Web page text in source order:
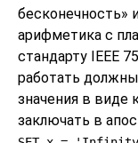
бесконечность»
арифметика с
стандарту IEEE
работать
значения в виде
заключать в